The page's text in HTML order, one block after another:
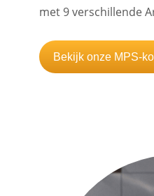
met 9 verschillende
Bekijk onze MPS-